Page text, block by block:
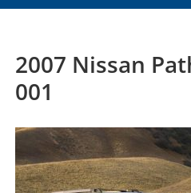
2007 Nissan
001